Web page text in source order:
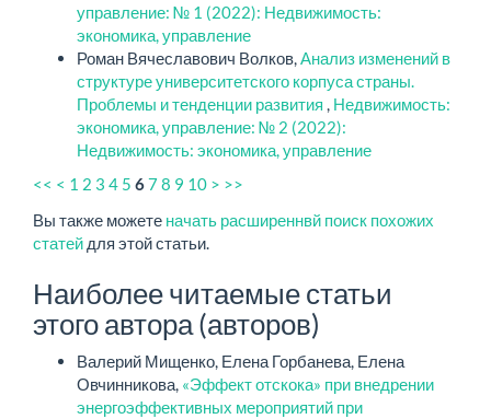
управление: № 1 (2022): Недвижимость:
экономика, управление
Роман Вячеславович Волков, Анализ изменений в
структуре университетского корпуса страны.
Проблемы и тенденции развития
Недвижимость:
экономика, управление: № 2 (2022):
Недвижимость: экономика, управление
<< < 1 2 3 4 5 6 78 9 10 > >>
Вы также можете начать расширеннвй поиск похожих
статей для этой статьи.
Наиболее читаемые статьи
этого автора (авторов)
Валерий Мищенко, Елена Горбанева, Елена
Овчинникова, «Эффект отскока» при внедрении
энергоэффективных мероприятий при